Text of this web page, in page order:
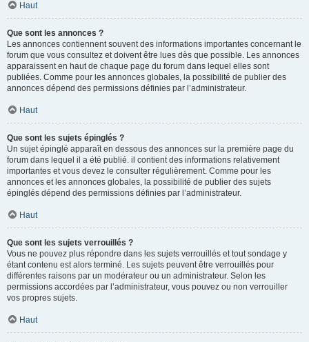
Haut
Que sont les annonces ?
Les annonces contiennent souvent des informations importantes concernant le
forum que vous consultez et doivent être lues dès que possible. Les annonces
apparaissent en haut de chaque page du forum dans lequel elles sont
publiées. Comme pour les annonces globales, la possibilité de publier des
annonces dépend des permissions définies par l’administrateur.
Haut
Que sont les sujets épinglés ?
Un sujet épinglé apparaît en dessous des annonces sur la première page du
forum dans lequel il a été publié. il contient des informations relativement
importantes et vous devez le consulter régulièrement. Comme pour les
annonces et les annonces globales, la possibilité de publier des sujets
épinglés dépend des permissions définies par l’administrateur.
Haut
Que sont les sujets verrouillés ?
Vous ne pouvez plus répondre dans les sujets verrouillés et tout sondage y
étant contenu est alors terminé. Les sujets peuvent être verrouillés pour
différentes raisons par un modérateur ou un administrateur. Selon les
permissions accordées par l’administrateur, vous pouvez ou non verrouiller
vos propres sujets.
Haut